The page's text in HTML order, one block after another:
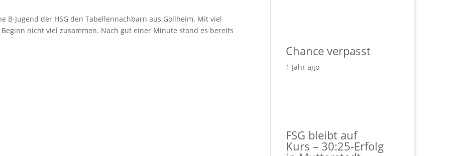
B-Jugend der HSG den Tabellennachbarn aus Göllheim. Mit viel
nicht viel zusammen. Nach gut einer Minute stand es bereits
Chance verpasst
1 Jahr ago
FSG bleibt auf
Kurs – 30:25-Erfolg